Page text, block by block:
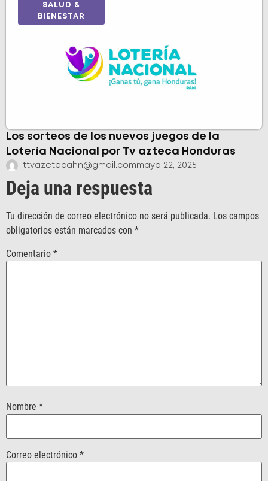
SALUD &
BIENESTAR
Los sorteos de los nuevos juegos de la
Lotería Nacional por Tv azteca Honduras
ittvazetecahn@gmail.commayo 22, 2025
Deja una respuesta
Tu dirección de correo electrónico no será publicada. Los campos
obligatorios están marcados con *
Comentario *
Nombre *
Correo electrónico *